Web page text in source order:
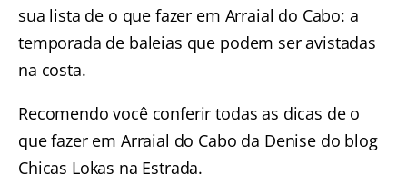
sua lista de o que fazer em Arraial do Cabo: a
temporada de baleias que podem ser avistadas
na costa.
Recomendo você conferir todas as dicas de o
que fazer em Arraial do Cabo da Denise do blog
Chicas Lokas na Estrada.